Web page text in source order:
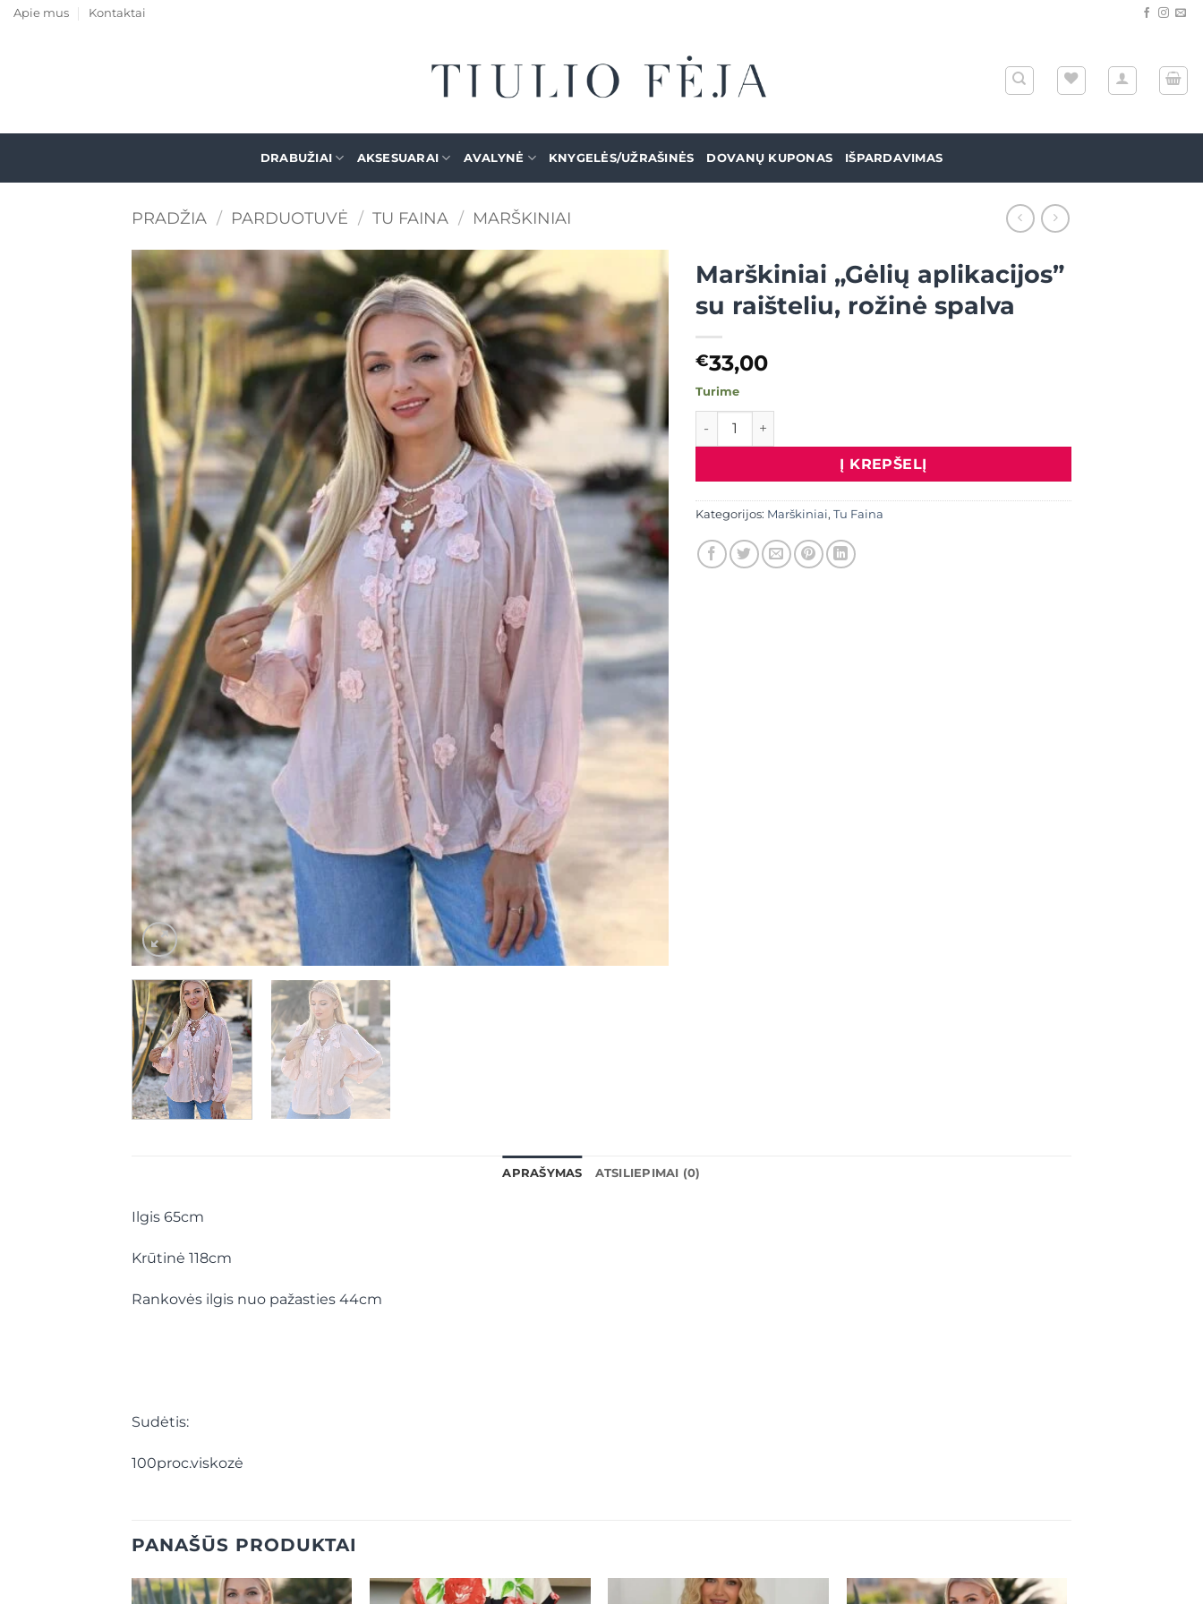
SkipApie mus Kontaktai
DRABUŽIAI AKSESUARAI AVALYNĖ KNYGELĖS/UŽRAŠINĖS DOVANŲ KUPONAS IŠPARDAVIMAS
PRADŽIA / PARDUOTUVĖ / TU FAINA / MARŠKINIAI
Mėgstamiausias
Marškiniai „Gėlių aplikacijos”
su raišteliu, rožinė spalva
€33,00
Turime
produkto kiekis: Marškiniai "Gėlių aplikacijos" su raišteliu, rožinė spalva
Į KREPŠELĮ
Kategorijos: Marškiniai, Tu Faina
APRAŠYMAS ATSILIEPIMAI (0)
Ilgis 65cm
Krūtinė 118cm
Rankovės ilgis nuo pažasties 44cm
Sudėtis:
100proc.viskozė
PANAŠŪS PRODUKTAI